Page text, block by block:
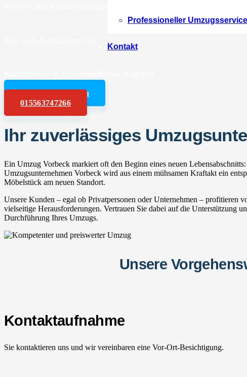
Professioneller Umzugsservice
Kontakt
Angebot anfordern
015563747266
Ihr zuverlässiges
Ein Umzug Vorbeck markiert oft den Beginn eines neuen
Umzugsunternehmen Vorbeck wird aus einem mühsamen Kraftakt ein
Möbelstück am neuen Standort.
Unsere Kunden – egal ob Privatpersonen oder Unternehmen – profitieren
vielseitige Herausforderungen. Vertrauen Sie dabei auf die Unterstützung
Durchführung Ihres Umzugs.
Unsere
Kontaktaufnahme
Sie kontaktieren uns und wir vereinbaren eine Vor-Ort-Besichtigung.